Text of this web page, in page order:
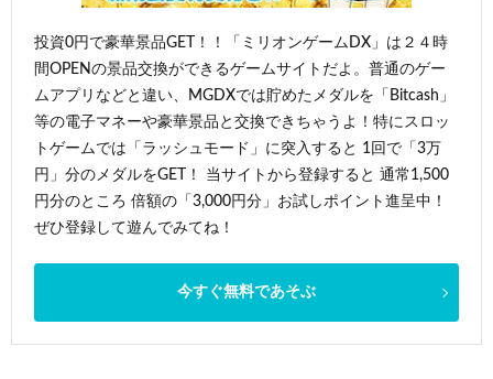
投資0円で豪華景品GET！！「ミリオンゲームDX」は２４時
間OPENの景品交換ができるゲームサイトだよ。普通のゲー
ムアプリなどと違い、MGDXでは貯めたメダルを「Bitcash」
等の電子マネーや豪華景品と交換できちゃうよ！特にスロッ
トゲームでは「ラッシュモード」に突入すると 1回で「3万
円」分のメダルをGET！ 当サイトから登録すると 通常1,500
円分のところ 倍額の「3,000円分」お試しポイント進呈中！
ぜひ登録して遊んでみてね！
今すぐ無料であそぶ